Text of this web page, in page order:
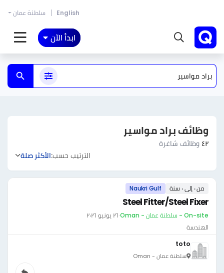
English سلطنة عمان
ابدأ الآن
وظائف براد مواسير
٤٢ وظائف شاغرة
الترتيب حسب:الأكثر صلة
من ٠ إلى ٠ سنة Naukri Gulf
Steel Fitter/Steel Fixer
On-site - سلطنة عمان - Oman ·٢٦ يونيو ٢٠٢٦
الهندسة
toto
سلطنة عمان - Oman